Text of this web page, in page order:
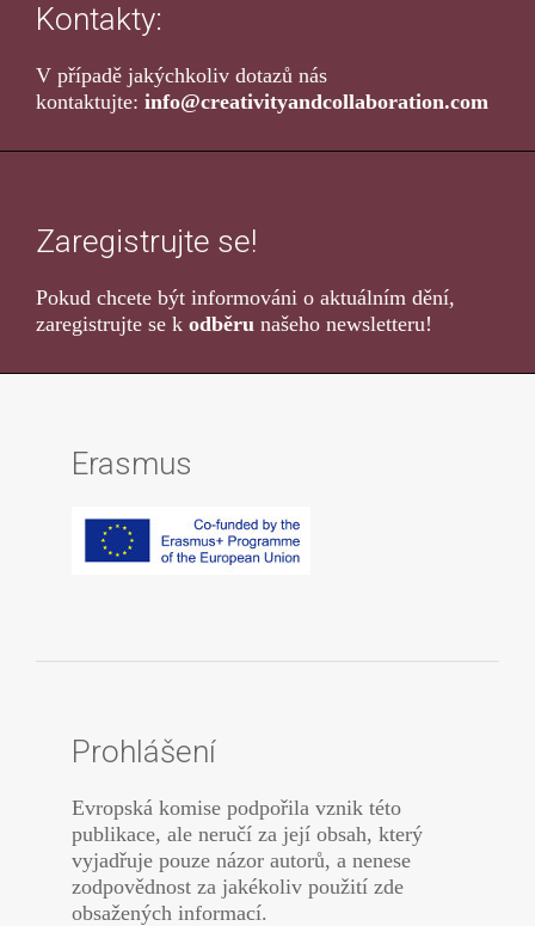
Kontakty:
V případě jakýchkoliv dotazů nás
kontaktujte: info@creativityandcollaboration.com
Zaregistrujte se!
Pokud chcete být informováni o aktuálním dění,
zaregistrujte se k odběru našeho newsletteru!
Erasmus
Prohlášení
Evropská komise podpořila vznik této
publikace, ale neručí za její obsah, který
vyjadřuje pouze názor autorů, a nenese
zodpovědnost za jakékoliv použití zde
obsažených informací.